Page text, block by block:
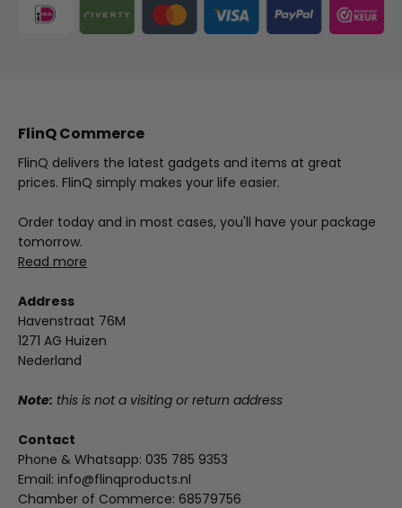
FlinQ Commerce
FlinQ delivers the latest gadgets and items at great
prices. FlinQ simply makes your life easier.
Order today and in most cases, you'll have your package
tomorrow.
Read more
Address
Havenstraat 76M
1271 AG Huizen
Nederland
Note: this is not a visiting or return address
Contact
Phone & Whatsapp: 035 785 9353
Email: info@flinqproducts.nl
Chamber of Commerce: 68579756